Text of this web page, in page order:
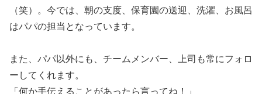
（笑）。今では、朝の支度、保育園の送迎、洗濯、お風呂
はパパの担当となっています。
また、パパ以外にも、チームメンバー、上司も常にフォロ
ーしてくれます。
「何か手伝えることがあったら言ってね！」